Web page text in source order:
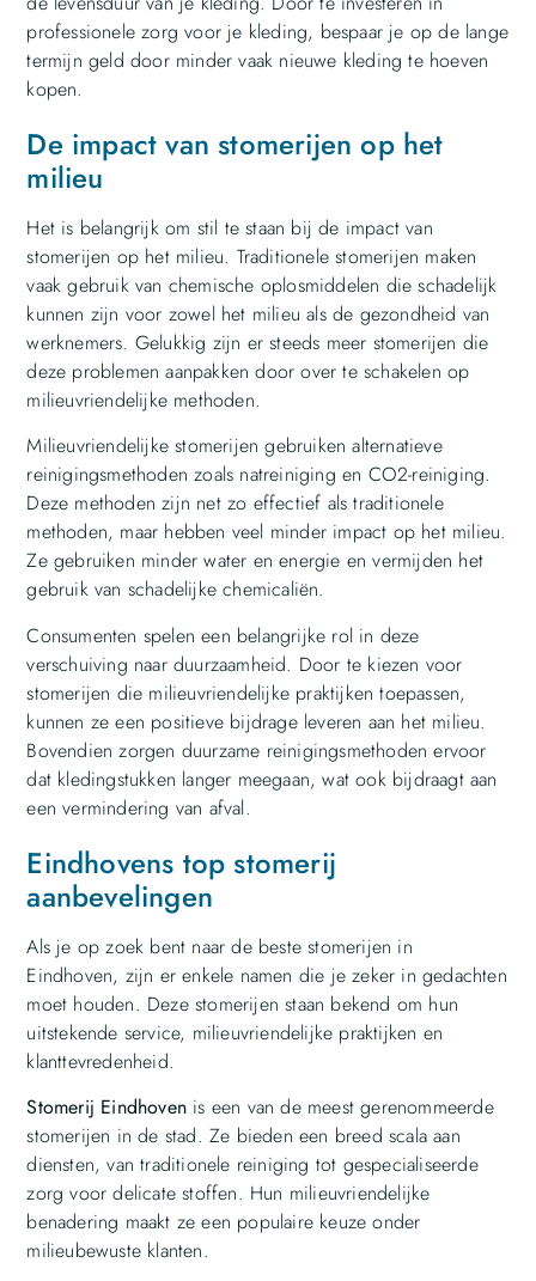
professionele zorg voor je kleding, bespaar je op de lange
termijn geld door minder vaak nieuwe kleding te hoeven
kopen.
De impact van stomerijen op het
milieu
Het is belangrijk om stil te staan bij de impact van
stomerijen op het milieu. Traditionele stomerijen maken
vaak gebruik van chemische oplosmiddelen die schadelijk
kunnen zijn voor zowel het milieu als de gezondheid van
werknemers. Gelukkig zijn er steeds meer stomerijen die
deze problemen aanpakken door over te schakelen op
milieuvriendelijke methoden.
Milieuvriendelijke stomerijen gebruiken alternatieve
reinigingsmethoden zoals natreiniging en CO2-reiniging.
Deze methoden zijn net zo effectief als traditionele
methoden, maar hebben veel minder impact op het milieu.
Ze gebruiken minder water en energie en vermijden het
gebruik van schadelijke chemicaliën.
Consumenten spelen een belangrijke rol in deze
verschuiving naar duurzaamheid. Door te kiezen voor
stomerijen die milieuvriendelijke praktijken toepassen,
kunnen ze een positieve bijdrage leveren aan het milieu.
Bovendien zorgen duurzame reinigingsmethoden ervoor
dat kledingstukken langer meegaan, wat ook bijdraagt aan
een vermindering van afval.
Eindhovens top stomerij
aanbevelingen
Als je op zoek bent naar de beste stomerijen in
Eindhoven, zijn er enkele namen die je zeker in gedachten
moet houden. Deze stomerijen staan bekend om hun
uitstekende service, milieuvriendelijke praktijken en
klanttevredenheid.
Stomerij Eindhoven is een van de meest gerenommeerde
stomerijen in de stad. Ze bieden een breed scala aan
diensten, van traditionele reiniging tot gespecialiseerde
zorg voor delicate stoffen. Hun milieuvriendelijke
benadering maakt ze een populaire keuze onder
milieubewuste klanten.